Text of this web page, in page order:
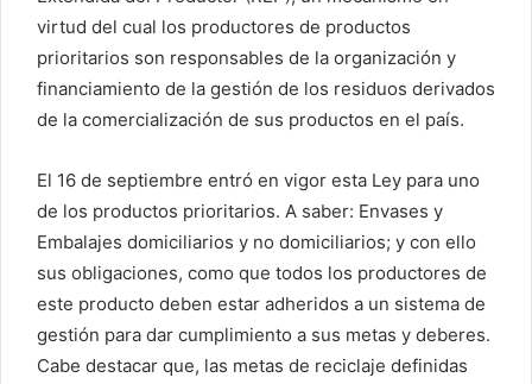
virtud del cual los productores de productos
prioritarios son responsables de la organización y
financiamiento de la gestión de los residuos derivados
de la comercialización de sus productos en el país.
El 16 de septiembre entró en vigor esta Ley para uno
de los productos prioritarios. A saber: Envases y
Embalajes domiciliarios y no domiciliarios; y con ello
sus obligaciones, como que todos los productores de
este producto deben estar adheridos a un sistema de
gestión para dar cumplimiento a sus metas y deberes.
Cabe destacar que, las metas de reciclaje definidas